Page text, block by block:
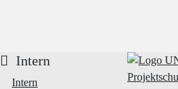
Intern
Intern